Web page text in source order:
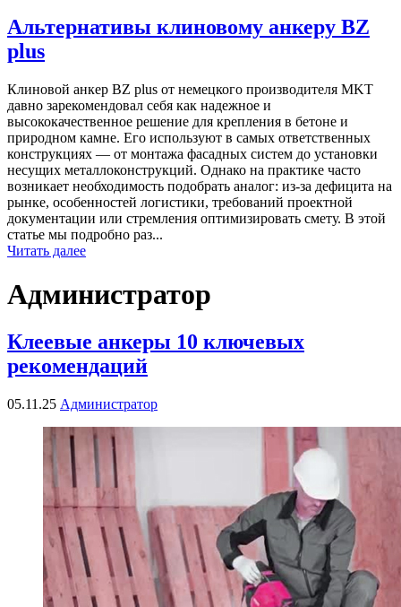
Альтернативы клиновому анкеру BZ
plus
Клиновой анкер BZ plus от немецкого производителя MKT
давно зарекомендовал себя как надежное и
высококачественное решение для крепления в бетоне и
природном камне. Его используют в самых ответственных
конструкциях — от монтажа фасадных систем до установки
несущих металлоконструкций. Однако на практике часто
возникает необходимость подобрать аналог: из-за дефицита на
рынке, особенностей логистики, требований проектной
документации или стремления оптимизировать смету. В этой
статье мы подробно раз...
Читать далее
Администратор
Клеевые анкеры 10 ключевых
рекомендаций
05.11.25 Администратор